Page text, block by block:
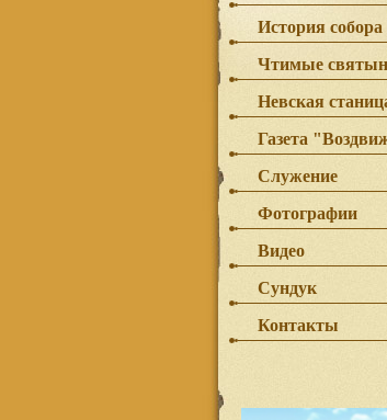
История собора
Чтимые
Невская
Газета
Служение
Фотографии
Видео
Сундук
Контакты